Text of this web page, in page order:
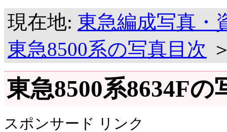
現在地: 東急編成写真・
東急8500系の写真目次
東急8500系8634Fの
スポンサード リンク